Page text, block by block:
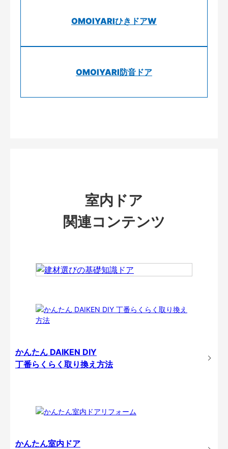
OMOIYARIひきドアW
OMOIYARI防音ドア
室内ドア
関連コンテンツ
かんたん DAIKEN DIY
丁番らくらく取り換え方法
かんたん室内ドア